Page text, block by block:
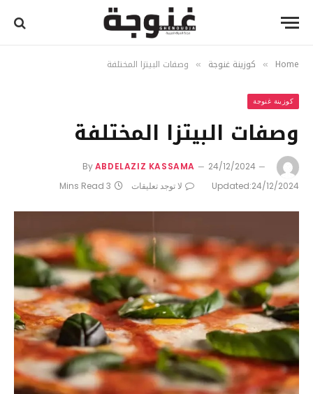
Home
» كوزينة غنوجة » وصفات البيتزا المختلفة
كوزينة غنوجة
وصفات البيتزا المختلفة
ByABDELAZIZ KASSAMA
24/12/2024
Updated:24/12/2024 لا توجد تعليقات 3 Mins Read